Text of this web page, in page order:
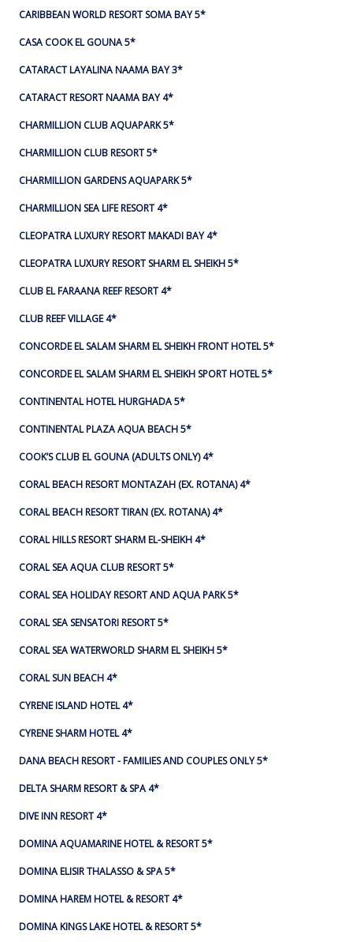
CARIBBEAN WORLD RESORT SOMA BAY 5*
CASA COOK EL GOUNA 5*
CATARACT LAYALINA NAAMA BAY 3*
CATARACT RESORT NAAMA BAY 4*
CHARMILLION CLUB AQUAPARK 5*
CHARMILLION CLUB RESORT 5*
CHARMILLION GARDENS AQUAPARK 5*
CHARMILLION SEA LIFE RESORT 4*
CLEOPATRA LUXURY RESORT MAKADI BAY 4*
CLEOPATRA LUXURY RESORT SHARM EL SHEIKH 5*
CLUB EL FARAANA REEF RESORT 4*
CLUB REEF VILLAGE 4*
CONCORDE EL SALAM SHARM EL SHEIKH FRONT HOTEL 5*
CONCORDE EL SALAM SHARM EL SHEIKH SPORT HOTEL 5*
CONTINENTAL HOTEL HURGHADA 5*
CONTINENTAL PLAZA AQUA BEACH 5*
COOK’S CLUB EL GOUNA (ADULTS ONLY) 4*
CORAL BEACH RESORT MONTAZAH (EX. ROTANA) 4*
CORAL BEACH RESORT TIRAN (EX. ROTANA) 4*
CORAL HILLS RESORT SHARM EL-SHEIKH 4*
CORAL SEA AQUA CLUB RESORT 5*
CORAL SEA HOLIDAY RESORT AND AQUA PARK 5*
CORAL SEA SENSATORI RESORT 5*
CORAL SEA WATERWORLD SHARM EL SHEIKH 5*
CORAL SUN BEACH 4*
CYRENE ISLAND HOTEL 4*
CYRENE SHARM HOTEL 4*
DANA BEACH RESORT - FAMILIES AND COUPLES ONLY 5*
DELTA SHARM RESORT & SPA 4*
DIVE INN RESORT 4*
DOMINA AQUAMARINE HOTEL & RESORT 5*
DOMINA ELISIR THALASSO & SPA 5*
DOMINA HAREM HOTEL & RESORT 4*
DOMINA KINGS LAKE HOTEL & RESORT 5*